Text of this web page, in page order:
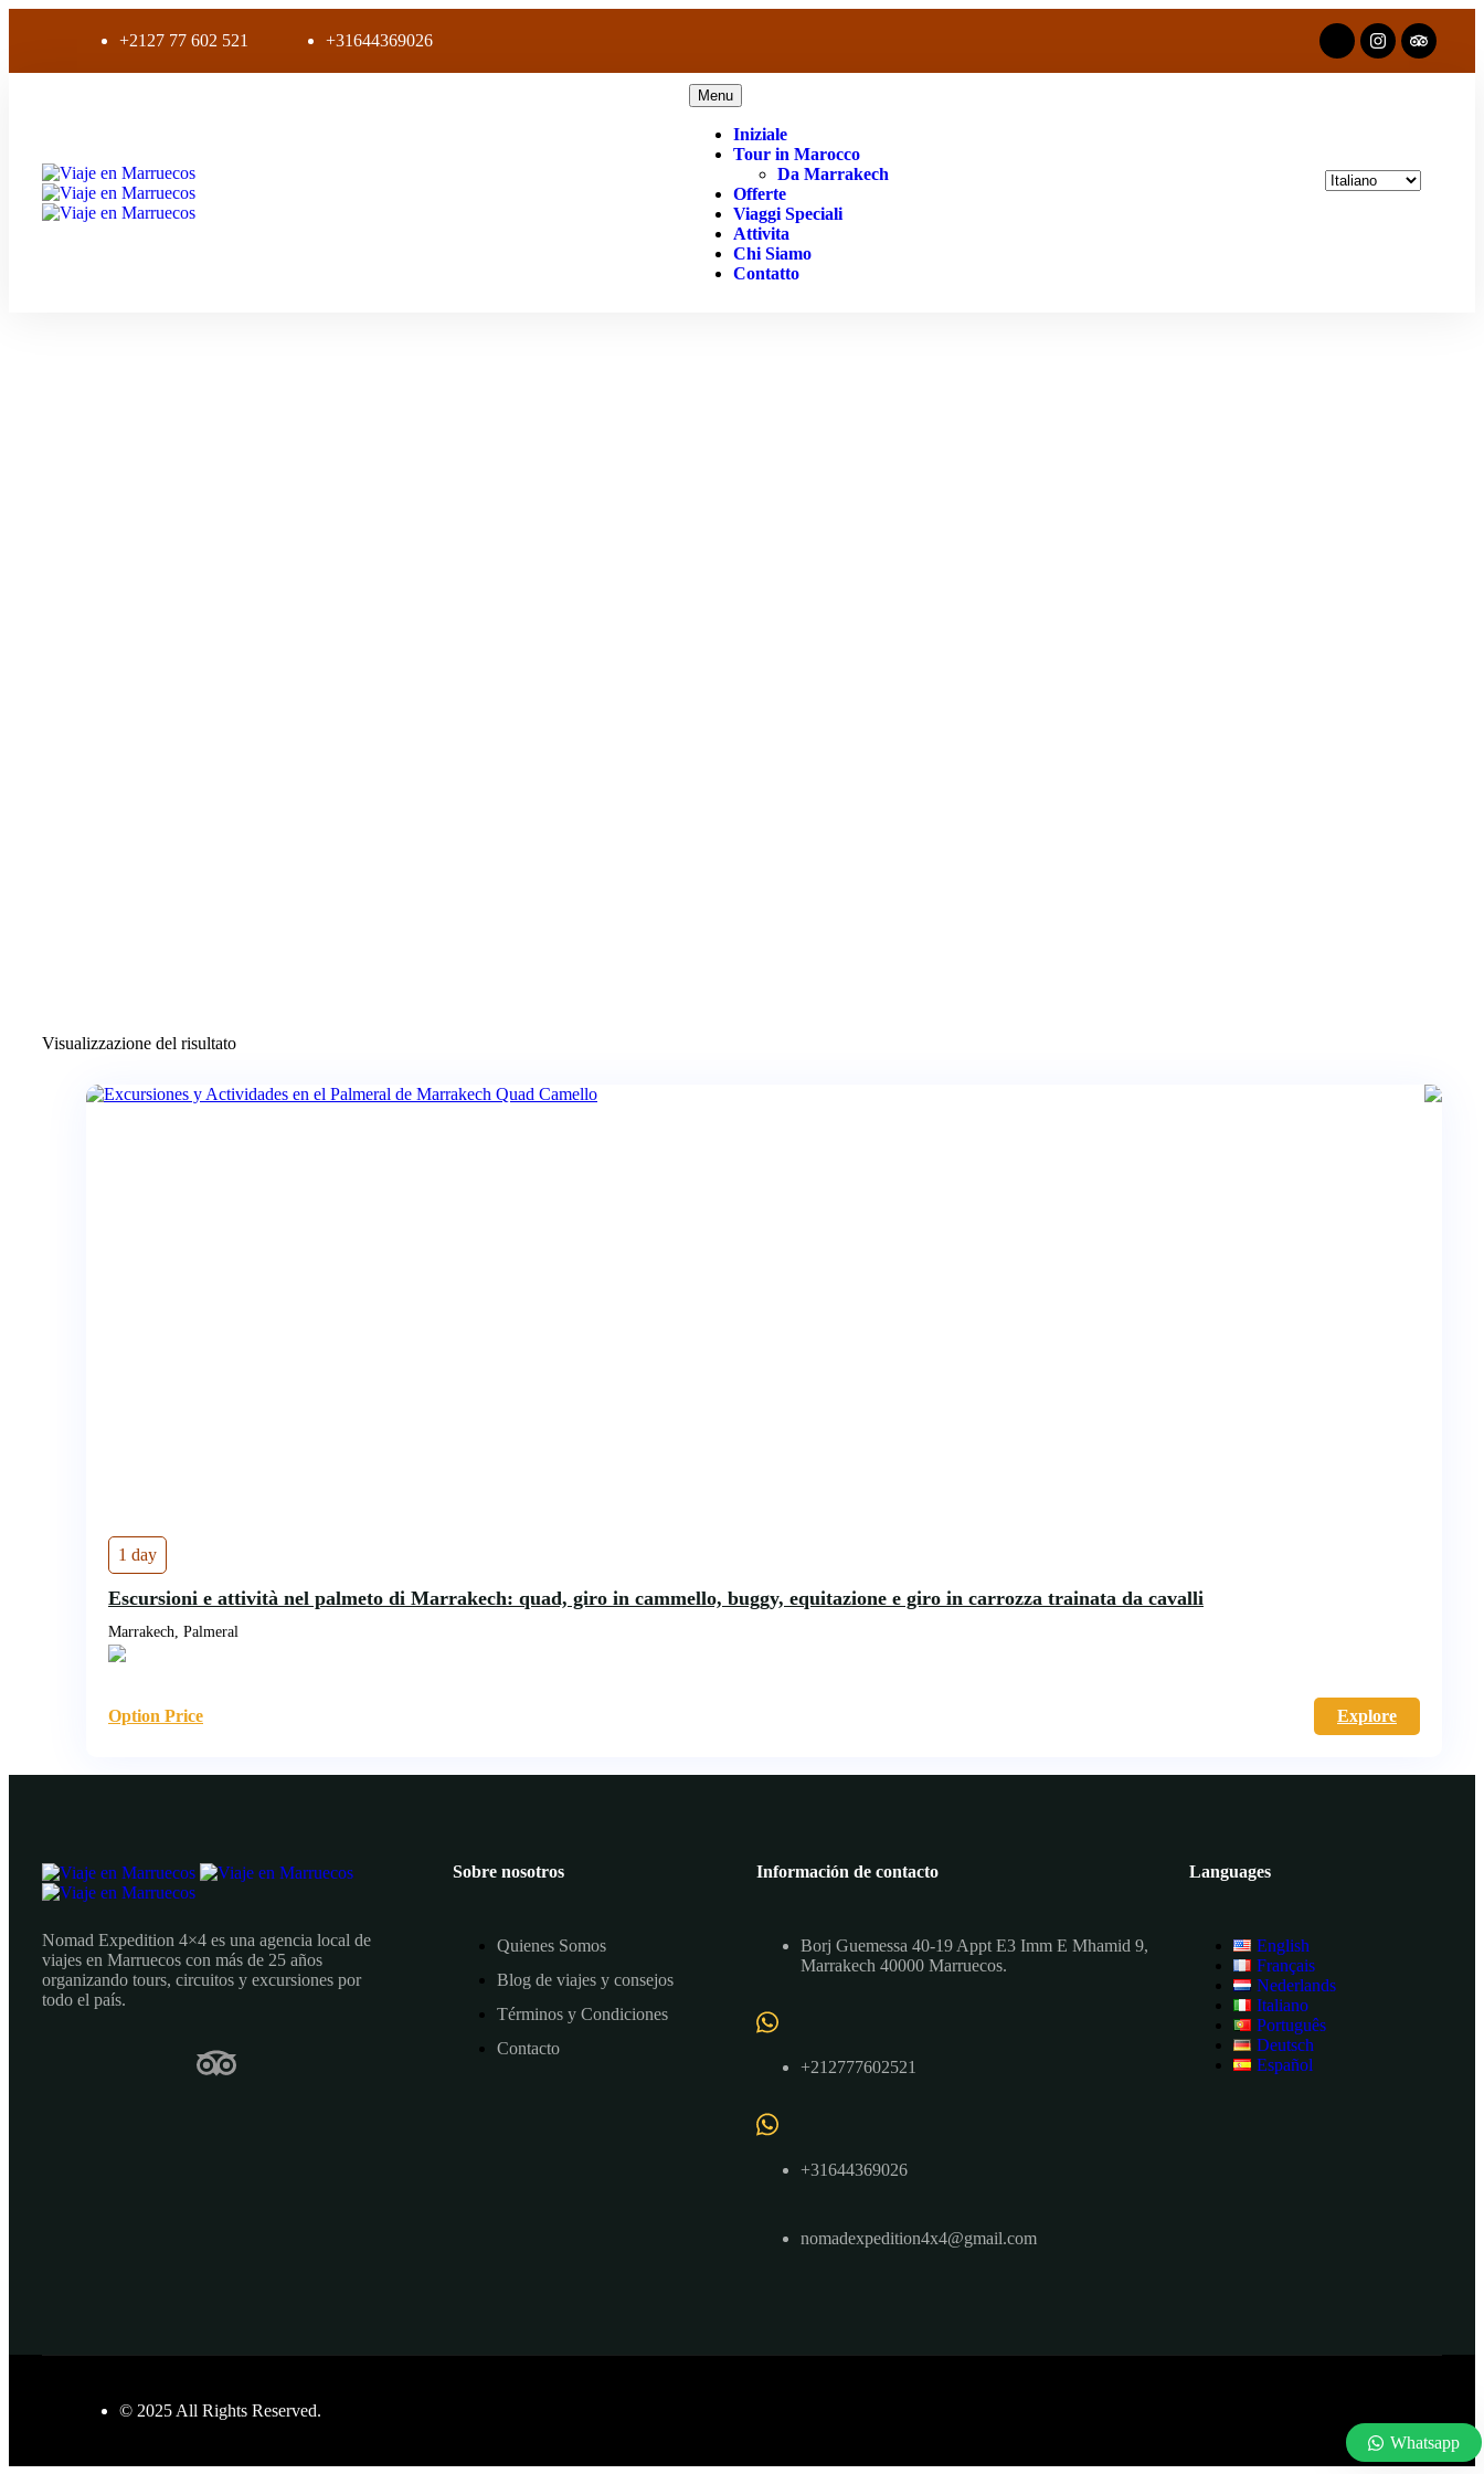
+2127 77 602 521 +31644369026
Menu
Iniziale
Tour in Marocco
Da Marrakech
Offerte
Viaggi Speciali
Attivita
Chi Siamo
Contatto
Visualizzazione del risultato
1 day
Escursioni e attività nel palmeto di Marrakech: quad, giro in cammello, buggy, equitazione e giro in carrozza trainata da cavalli
Marrakech, Palmeral
Option Price Explore
Nomad Expedition 4×4 es una agencia local de
viajes en Marruecos con más de 25 años
organizando tours, circuitos y excursiones por
todo el país.
Sobre nosotros
Quienes Somos
Blog de viajes y consejos
Términos y Condiciones
Contacto
Información de contacto
Borj Guemessa 40-19 Appt E3 Imm E Mhamid 9,
Marrakech 40000 Marruecos.
+212777602521
+31644369026
nomadexpedition4x4@gmail.com
Languages
English
Français
Nederlands
Italiano
Português
Deutsch
Español
© 2025 All Rights Reserved.
Whatsapp